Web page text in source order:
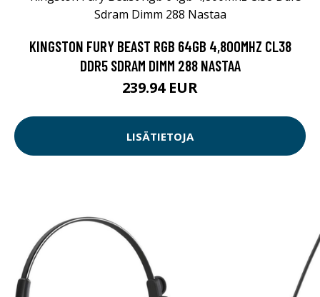
KINGSTON FURY BEAST RGB 64GB 4,800MHZ CL38
DDR5 SDRAM DIMM 288 NASTAA
239.94 EUR
LISÄTIETOJA